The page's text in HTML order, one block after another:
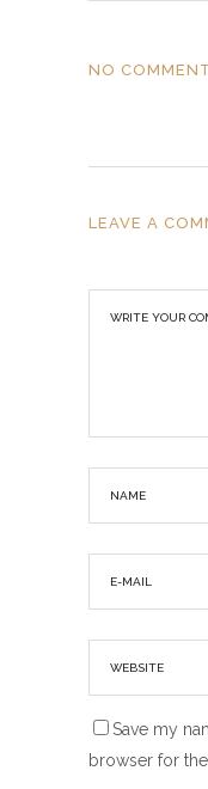
NO
LEAVE A
Save my
browser for